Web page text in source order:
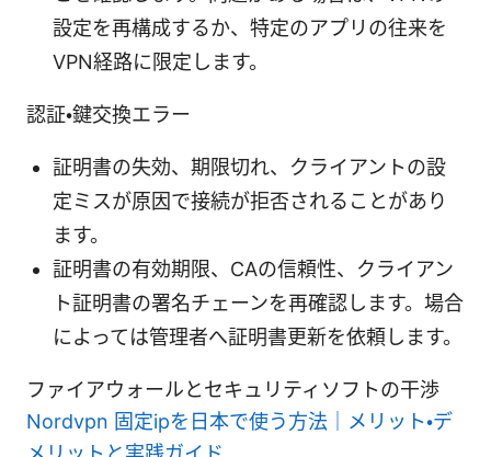
設定を再構成するか、特定のアプリの往来を
VPN経路に限定します。
認証・鍵交換エラー
証明書の失効、期限切れ、クライアントの設
定ミスが原因で接続が拒否されることがあり
ます。
証明書の有効期限、CAの信頼性、クライアン
ト証明書の署名チェーンを再確認します。場合
によっては管理者へ証明書更新を依頼します。
ファイアウォールとセキュリティソフトの干渉
Nordvpn 固定ipを日本で使う方法｜メリット・デ